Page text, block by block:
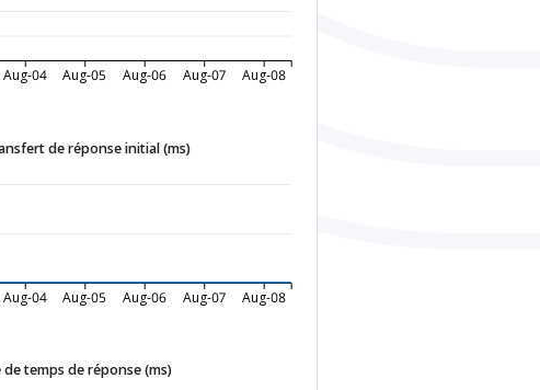
Aug-04 Aug-05 Aug-06 Aug-07 Aug-08
de réponse initial (ms)
Aug-04 Aug-05 Aug-06 Aug-07 Aug-08
de temps de réponse (ms)